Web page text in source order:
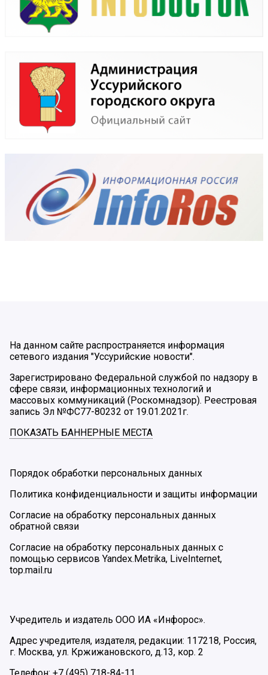
На данном сайте распространяется информация
сетевого издания "Уссурийские новости".
Зарегистрировано Федеральной службой по надзору в
сфере связи, информационных технологий и
массовых коммуникаций (Роскомнадзор). Реестровая
запись Эл №ФС77-80232 от 19.01.2021г.
ПОКАЗАТЬ БАННЕРНЫЕ МЕСТА
Порядок обработки персональных данных
Политика конфиденциальности и защиты информации
Согласие на обработку персональных данных
обратной связи
Согласие на обработку персональных данных с
помощью сервисов Yandex.Metrika, LiveInternet,
top.mail.ru
Учредитель и издатель ООО ИА «Инфорос».
Адрес учредителя, издателя, редакции: 117218, Россия,
г. Москва, ул. Кржижановского, д.13, кор. 2